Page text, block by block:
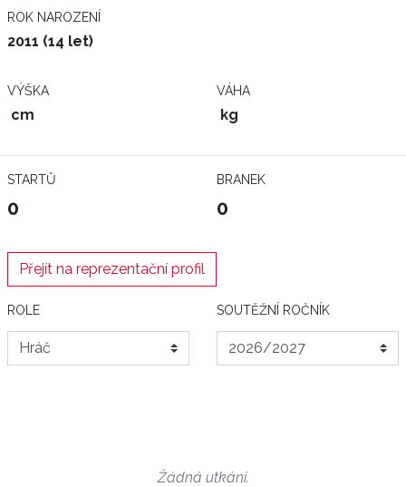
ROK NAROZENÍ
2011 (14 let)
VÝŠKA
cm
VÁHA
kg
STARTŮ
0
BRANEK
0
Přejít na reprezentační profil
ROLE SOUTĚŽNÍ ROČNÍK
Žádná utkání.